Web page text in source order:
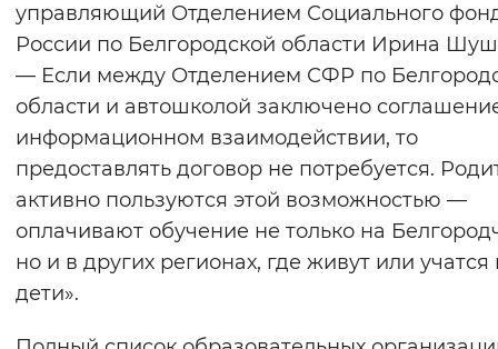
управляющий Отделением Социального
России по Белгородской области Ирина
— Если между Отделением СФР по
области и автошколой заключено
информационном взаимодействии, то
предоставлять договор не потребуется.
активно пользуются этой возможностью —
оплачивают обучение не только на
но и в других регионах, где живут или учатся
дети».